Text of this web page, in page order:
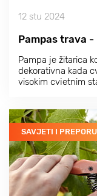
12 stu 2024
Pampas trava
Pampa je žitarica
dekorativna kada
visokim cvjetnim
SAVJETI I